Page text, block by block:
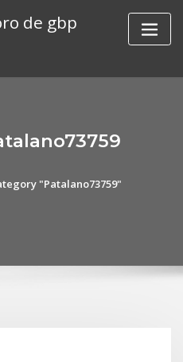
de gbp
"Patalano73759"